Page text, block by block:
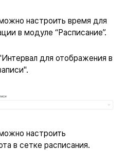
настроить время для
в модуле “Расписание”.
для отображения в
настроить
в сетке расписания.